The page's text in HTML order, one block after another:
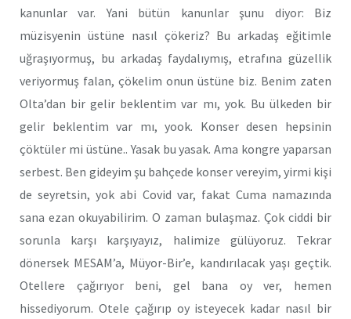
kanunlar var. Yani bütün kanunlar şunu diyor: Biz
müzisyenin üstüne nasıl çökeriz? Bu arkadaş eğitimle
uğraşıyormuş, bu arkadaş faydalıymış, etrafına güzellik
veriyormuş falan, çökelim onun üstüne biz. Benim zaten
Olta’dan bir gelir beklentim var mı, yok. Bu ülkeden bir
gelir beklentim var mı, yook. Konser desen hepsinin
çöktüler mi üstüne.. Yasak bu yasak. Ama kongre yaparsan
serbest. Ben gideyim şu bahçede konser vereyim, yirmi kişi
de seyretsin, yok abi Covid var, fakat Cuma namazında
sana ezan okuyabilirim. O zaman bulaşmaz. Çok ciddi bir
sorunla karşı karşıyayız, halimize gülüyoruz. Tekrar
dönersek MESAM’a, Müyor-Bir’e, kandırılacak yaşı geçtik.
Otellere çağırıyor beni, gel bana oy ver, hemen
hissediyorum. Otele çağırıp oy isteyecek kadar nasıl bir